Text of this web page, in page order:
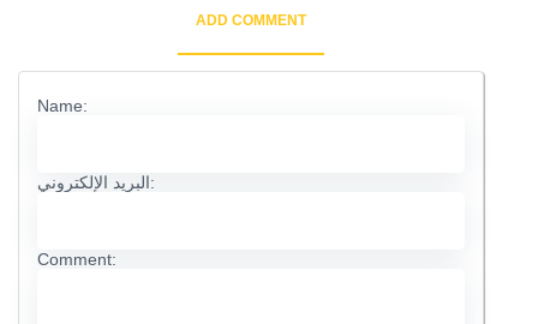
ADD COMMENT
Name:
البريد الإلكتروني:
Comment: